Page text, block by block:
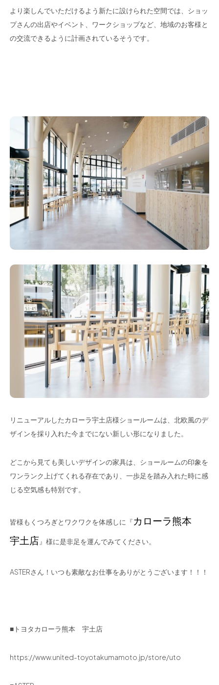
より楽しんでいただけるよう新たに設けられた空間では、ショッ
プさんの出店やイベント、ワークショップなど、地域のお客様と
の交流できるように計画されているそうです。
リニューアルしたカローラ宇土店様ショールームは、北欧風のデ
ザインを採り入れた今までにない新しい形になりました。
どこから見ても美しいデザインの家具は、ショールームの印象を
ワンランク上げてくれる存在であり、一歩足を踏み入れた時に感
じる空気感も特別です。
皆様もくつろぎとワクワクを体感しに『カローラ熊本
宇土店』様に是非足を運んでみてください。
ASTERさん！いつも素敵なお仕事をありがとうございます！！！
■トヨタカローラ熊本 宇土店
https://www.united-toyotakumamoto.jp/store/uto